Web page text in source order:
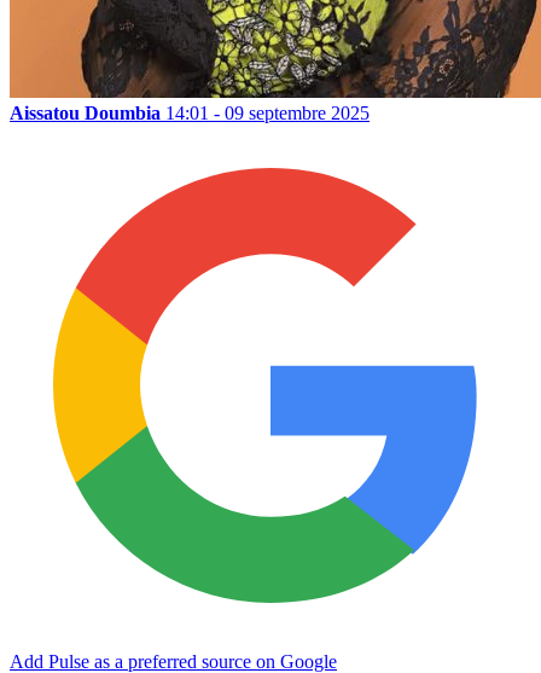
Aissatou Doumbia 14:01 - 09 septembre 2025
Add Pulse as a preferred source on Google